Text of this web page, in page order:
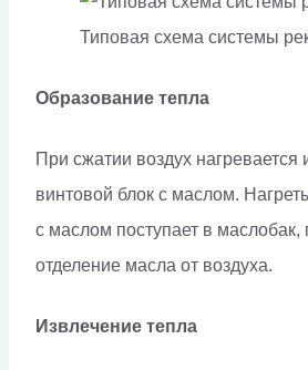
Типовая схема системы
Образование тепла
При сжатии воздух нагревается
винтовой блок с маслом.
с маслом поступает в маслобак,
отделение масла от воздуха.
Извлечение тепла